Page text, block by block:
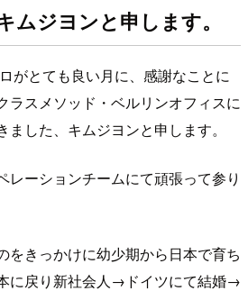
ムジヨンと申します。
がとても良い月に、感謝なことに
ラスメソッド・ベルリンオフィスに
した、キムジヨンと申します。
レーションチームにて頑張って参り
をきっかけに幼少期から日本で育ち
に戻り新社会人→ドイツにて結婚→